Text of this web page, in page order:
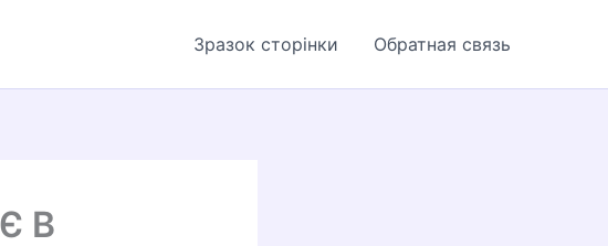
Зразок сторінки Обратная связь
В